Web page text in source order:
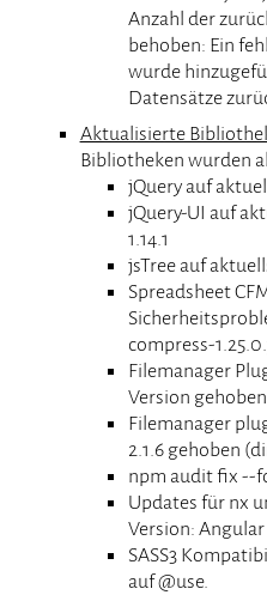
Anzahl der
behoben: Ein
wurde
Datensätze
Aktualisierte
Bibliotheken wurden
jQuery auf
jQuery-UI auf
1.14.1
jsTree auf
Spreadsheet
compress-
Filemanager
Version
Filemanager
2.1.6 gehoben
npm audit fix --
Updates für nx
Version: Angular
SASS3
auf @use.